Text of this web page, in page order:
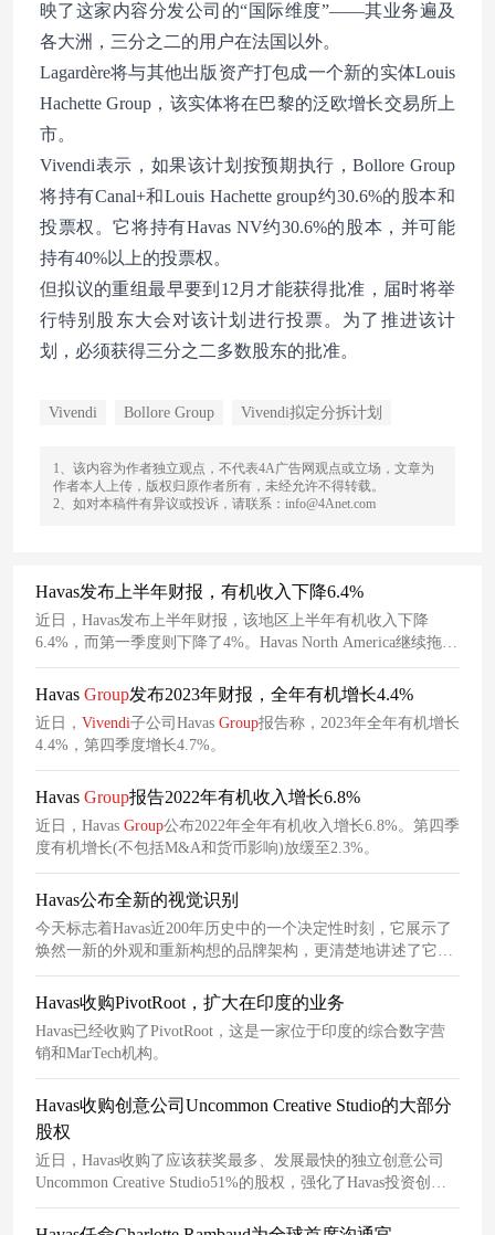
映了这家内容分发公司的“国际维度”——其业务遍及
各大洲，三分之二的用户在法国以外。
Lagardère将与其他出版资产打包成一个新的实体Louis
Hachette Group，该实体将在巴黎的泛欧增长交易所上
市。
Vivendi表示，如果该计划按预期执行，Bollore Group
将持有Canal+和Louis Hachette group约30.6%的股本和
投票权。它将持有Havas NV约30.6%的股本，并可能
持有40%以上的投票权。
但拟议的重组最早要到12月才能获得批准，届时将举
行特别股东大会对该计划进行投票。为了推进该计
划，必须获得三分之二多数股东的批准。
Vivendi Bollore Group Vivendi拟定分拆计划
1、该内容为作者独立观点，不代表4A广告网观点或立场，文章为
作者本人上传，版权归原作者所有，未经允许不得转载。
2、如对本稿件有异议或投诉，请联系：info@4Anet.com
Havas发布上半年财报，有机收入下降6.4%
近日，Havas发布上半年财报，该地区上半年有机收入下降
6.4%，而第一季度则下降了4%。Havas North America继续拖累
该控股公司的增长。
Havas Group发布2023年财报，全年有机增长4.4%
近日， Vivendi子公司Havas Group报告称，2023年全年有机增长
4.4%，第四季度增长4.7%。
Havas Group报告2022年有机收入增长6.8%
近日，Havas Group公布2022年全年有机收入增长6.8%。第四季
度有机增长(不包括M&A和货币影响)放缓至2.3%。
Havas公布全新的视觉识别
今天标志着Havas近200年历史中的一个决定性时刻，它展示了
焕然一新的外观和重新构想的品牌架构，更清楚地讲述了它的
故事。
Havas收购PivotRoot，扩大在印度的业务
Havas已经收购了PivotRoot，这是一家位于印度的综合数字营
销和MarTech机构。
Havas收购创意公司Uncommon Creative Studio的大部分
股权
近日，Havas收购了应该获奖最多、发展最快的独立创意公司
Uncommon Creative Studio51%的股权，强化了Havas投资创意
以开发有意义的品牌的长期承诺